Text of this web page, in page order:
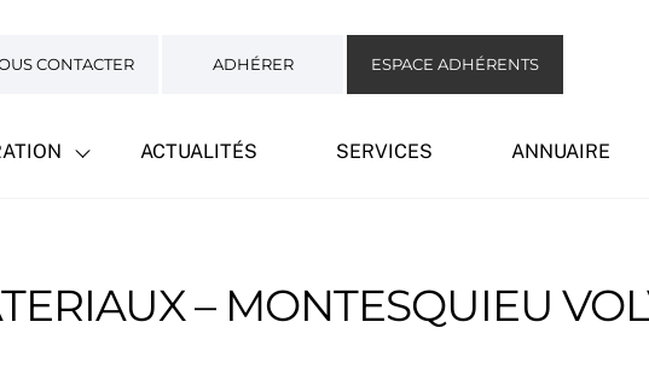
CONTACTER ADHÉRER ESPACE ADHÉRENTS
ACTUALITÉS SERVICES ANNUAIRE
– MONTESQUIEU